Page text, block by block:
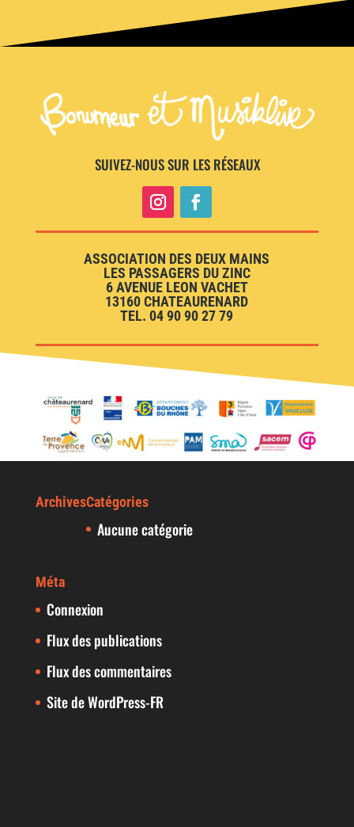
SUIVEZ-NOUS SUR LES RÉSEAUX
ASSOCIATION DES DEUX MAINS
LES PASSAGERS DU ZINC
6 AVENUE LEON VACHET
13160 CHATEAURENARD
TEL. 04 90 90 27 79
ArchivesCatégories
Aucune catégorie
Méta
Connexion
Flux des publications
Flux des commentaires
Site de WordPress-FR